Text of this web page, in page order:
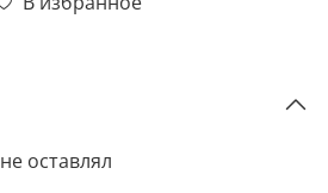
оставлял